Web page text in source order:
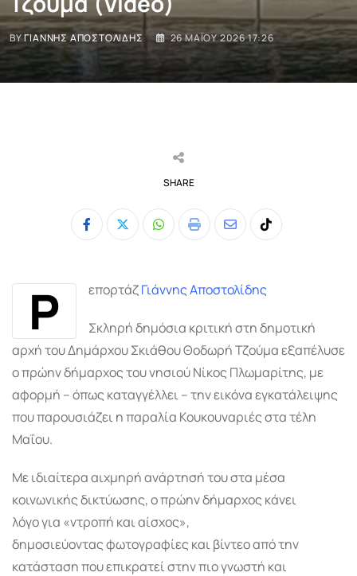
BYΓΙΆΝΝΗΣ ΑΠΟΣΤΟΛΊΔΗΣ 26 ΜΑΪ́ΟΥ 2026 17:26
SHARE
Whatsapp
Print
ShareTiktok
Ρ επορτάζΓιάννης Αποστολίδης
Σκληρή δημόσια κριτική στη δημοτική
αρχή του Δημάρχου Σκιάθου Θοδωρή Τζούμα εξαπέλυσε
ο πρώην δήμαρχος του νησιού Νίκος Πλωμαρίτης, με
αφορμή – όπως καταγγέλλει – την εικόνα εγκατάλειψης
που παρουσιάζει η παραλία Κουκουναριές στα τέλη
Μαΐου.
Με ιδιαίτερα αιχμηρή ανάρτησή του στα μέσα
κοινωνικής δικτύωσης, ο πρώην δήμαρχος κάνει
λόγο για «ντροπή και αίσχος»,
δημοσιεύοντας φωτογραφίες και βίντεο από την
κατάσταση που επικρατεί στην πιο γνωστή και